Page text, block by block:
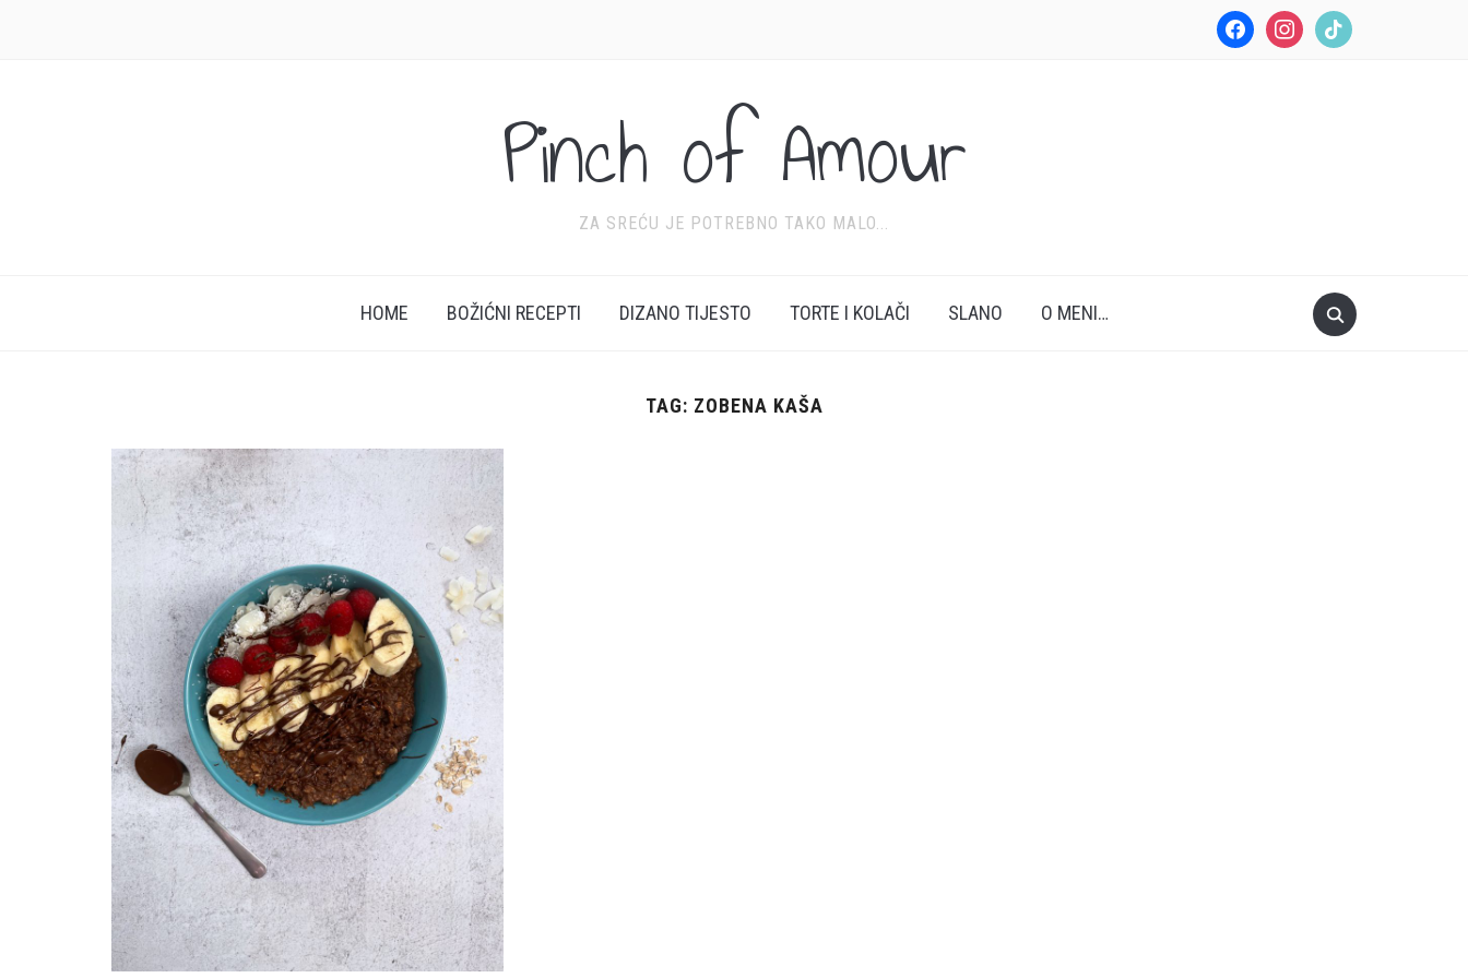
facebookinstagramtiktok
Pinch of Amour
ZA SREĆU JE POTREBNO TAKO MALO...
HOME BOŽIĆNI RECEPTI DIZANO TIJESTO TORTE I KOLAČI SLANO O MENI…
TAG: ZOBENA KAŠA